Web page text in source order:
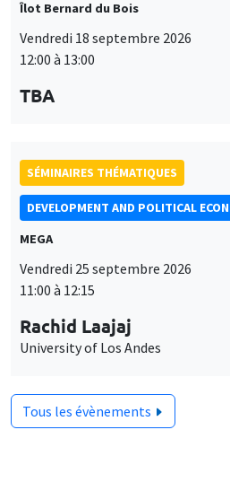
Îlot Bernard du Bois
Vendredi 18 septembre 2026
12:00 à 13:00
TBA
SÉMINAIRES THÉMATIQUES
DEVELOPMENT AND POLITICAL
MEGA
Vendredi 25 septembre 2026
11:00 à 12:15
Rachid Laajaj
University of Los Andes
Tous les évènements